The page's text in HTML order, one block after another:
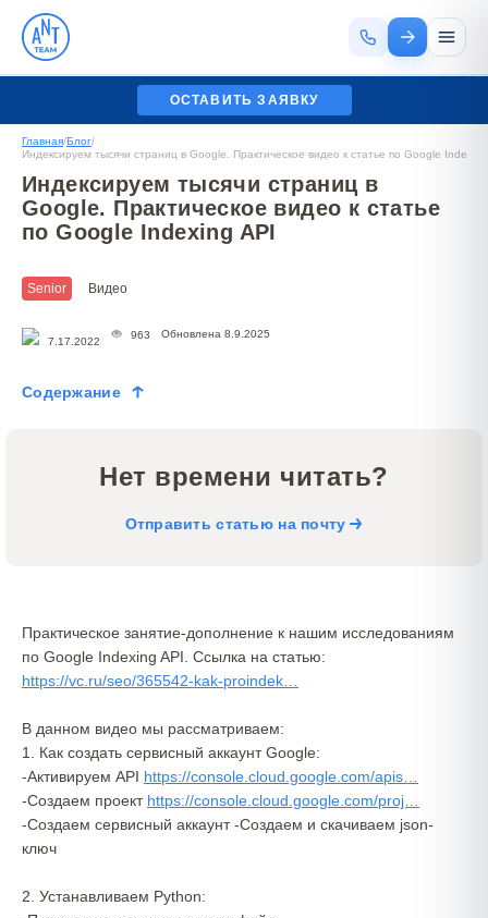
ОСТАВИТЬ ЗАЯВКУ
Главная/Блог/
Индексируем тысячи страниц в Google. Практическое видео к статье по Google
Индексируем тысячи страниц в
Google. Практическое видео к статье
по Google Indexing API
Senior Видео
7.17.2022
963 Обновлена 8.9.2025
Содержание
Нет времени читать?
Отправить статью на почту
Практическое занятие-дополнение к нашим исследованиям
по Google Indexing API. Ссылка на статью:
https://vc.ru/seo/365542-kak-proindek…
В данном видео мы рассматриваем:
1. Как создать сервисный аккаунт Google:
-Активируем API https://console.cloud.google.com/apis…
-Создаем проект https://console.cloud.google.com/proj…
-Создаем сервисный аккаунт -Создаем и скачиваем json-
ключ
2. Устанавливаем Python: